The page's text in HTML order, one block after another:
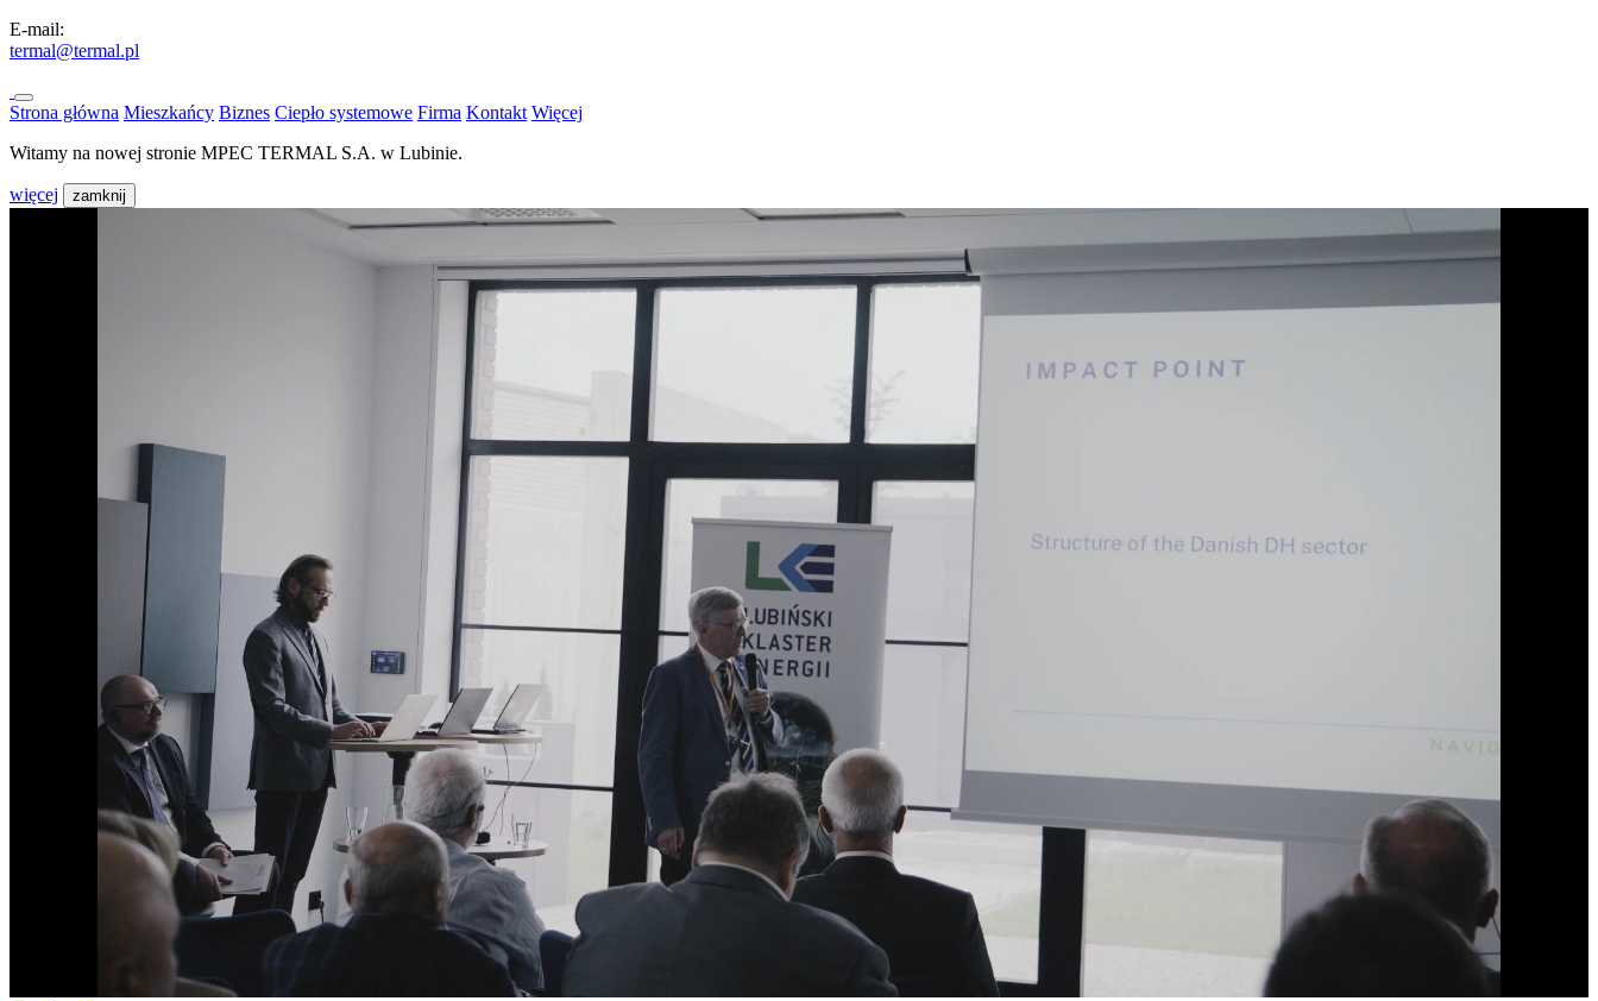
E-mail:
termal@termal.pl
Strona główna Mieszkańcy Biznes Ciepło systemowe Firma Kontakt Więcej
Witamy na nowej stronie MPEC TERMAL S.A. w Lubinie.
więcej zamknij